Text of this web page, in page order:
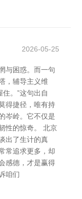
2026-05-25
与困惑。而一句
，辅导主义维
。”这句出自
得捷径，唯有持
岑岭。它不仅是
性的惊奇。 北京
出了生计的真
常追求更多，却
感德，才是赢得
咱们